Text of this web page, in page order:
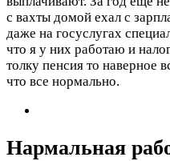
с вахты домой ехал с
даже на госуслугах
что я у них работаю и
толку пенсия то наверное
что все нормально.
Нармальная